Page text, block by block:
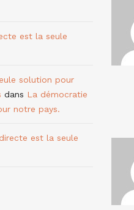
est la seule
solution pour
dans La démocratie
notre pays.
est la seule